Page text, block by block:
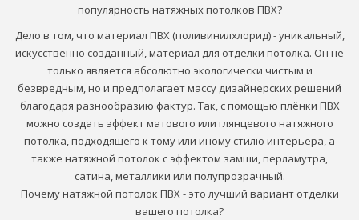
популярность натяжных потолков ПВХ?
Дело в том, что материал ПВХ (поливинилхлорид) - уникальный,
искусственно созданный, материал для отделки потолка. Он не
только является абсолютно экологически чистым и
безвредным, но и предполагает массу дизайнерских решений
благодаря разнообразию фактур. Так, с помощью плёнки ПВХ
можно создать эффект матового или глянцевого натяжного
потолка, подходящего к тому или иному стилю интерьера, а
также натяжной потолок с эффектом замши, перламутра,
сатина, металлики или полупрозрачный.
Почему натяжной потолок ПВХ - это лучший вариант отделки
вашего потолка?